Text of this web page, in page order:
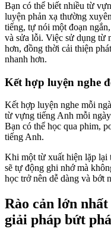
Bạn có thể biết nhiều từ
luyện phản xạ thường
tiếng, tự nói một đoạn
và sửa lỗi. Việc sử dụng từ
hơn, đồng thời cải thiện
nhanh hơn.
Kết hợp luyện nghe
Kết hợp luyện nghe mỗi
từ vựng tiếng Anh mỗi
Bạn có thể học qua phim,
tiếng Anh.
Khi một từ xuất hiện lặp lại
sẽ tự động ghi nhớ mà
học trở nên dễ dàng và bớt
Rào cản lớn
giải pháp bứt phá